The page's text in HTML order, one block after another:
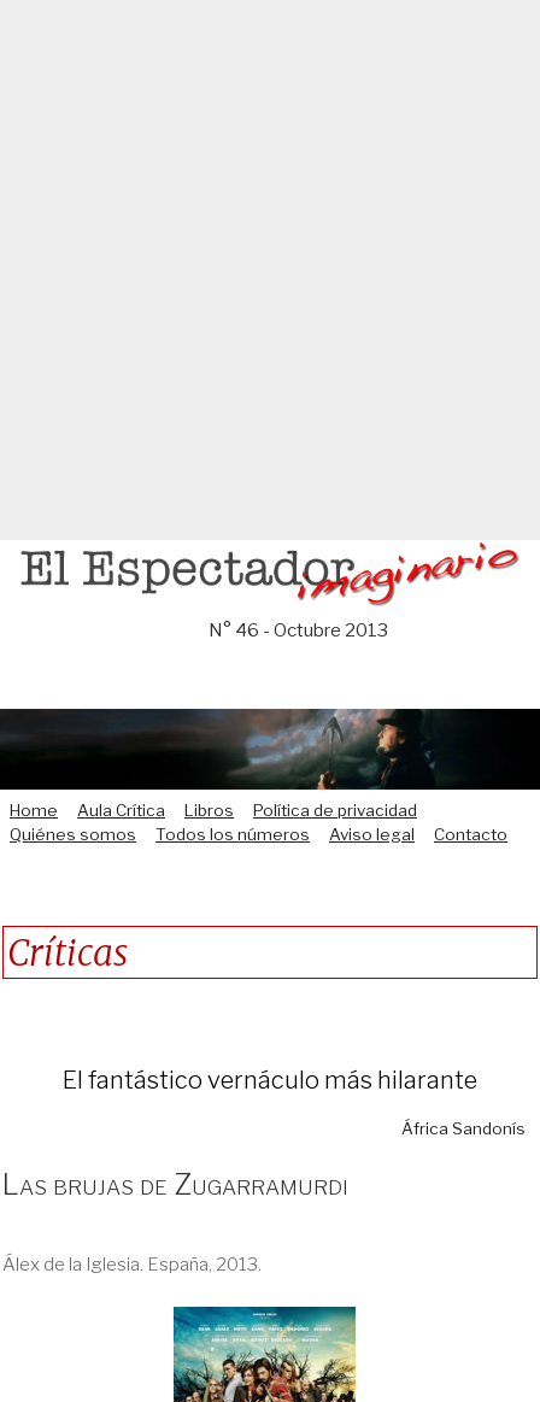
Saltar
N° 46 - Octubre 2013
Home Aula Crítica Libros
Política de privacidad
Quiénes somos
Todos los números Aviso legal Contacto
Críticas
El fantástico vernáculo más hilarante
África Sandonís
Las brujas de Zugarramurdi
Álex de la Iglesia. España, 2013.